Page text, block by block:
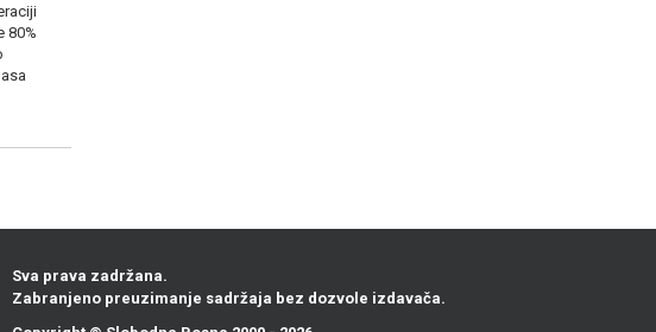
80%
Sva prava zadržana.
Zabranjeno preuzimanje sadržaja bez dozvole izdavača.